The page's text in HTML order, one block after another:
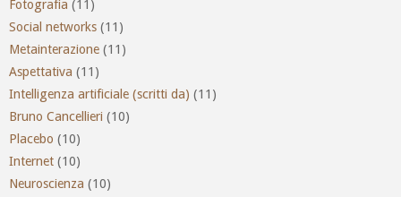
Fotografia (11)
Social networks (11)
Metainterazione (11)
Aspettativa (11)
Intelligenza artificiale (scritti da) (11)
Bruno Cancellieri (10)
Placebo (10)
Internet (10)
Neuroscienza (10)